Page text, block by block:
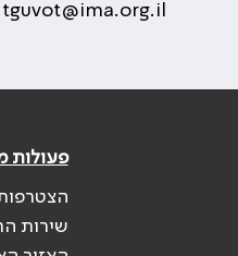
tguvot@ima.org.il
פעולות
שירות